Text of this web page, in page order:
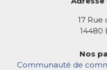
17 Rue
14480
Nos
Communauté de